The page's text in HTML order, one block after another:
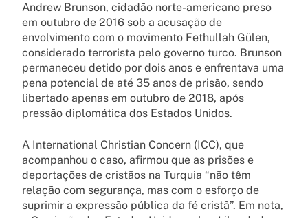
Andrew Brunson, cidadão norte-americano preso
em outubro de 2016 sob a acusação de
envolvimento com o movimento Fethullah Gülen,
considerado terrorista pelo governo turco. Brunson
permaneceu detido por dois anos e enfrentava uma
pena potencial de até 35 anos de prisão, sendo
libertado apenas em outubro de 2018, após
pressão diplomática dos Estados Unidos.
A International Christian Concern (ICC), que
acompanhou o caso, afirmou que as prisões e
deportações de cristãos na Turquia “não têm
relação com segurança, mas com o esforço de
suprimir a expressão pública da fé cristã”. Em nota,